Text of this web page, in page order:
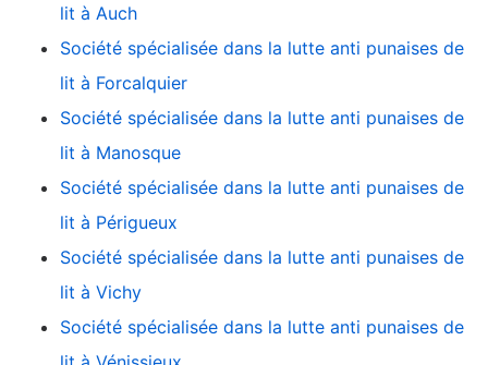
lit à Auch
Société spécialisée dans la lutte anti punaises de
lit à Forcalquier
Société spécialisée dans la lutte anti punaises de
lit à Manosque
Société spécialisée dans la lutte anti punaises de
lit à Périgueux
Société spécialisée dans la lutte anti punaises de
lit à Vichy
Société spécialisée dans la lutte anti punaises de